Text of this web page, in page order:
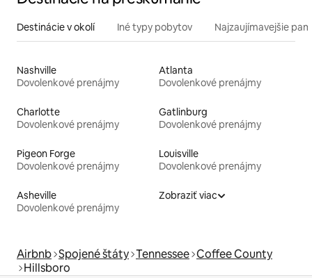
Destinácie v okolí Iné typy pobytov Najzaujímavejšie
Nashville
Dovolenkové prenájmy
Atlanta
Dovolenkové prenájmy
Charlotte
Dovolenkové prenájmy
Gatlinburg
Dovolenkové prenájmy
Pigeon Forge
Dovolenkové prenájmy
Louisville
Dovolenkové prenájmy
Asheville
Dovolenkové prenájmy
Zobraziť viac
Airbnb Spojené štáty Tennessee Coffee County
Hillsboro